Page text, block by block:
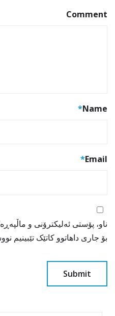
Comment
Name
*
Email
*
ناو، پۆستی ئەلیکترۆنی و
بۆ جاری داهاتوو کاتێک تێبینیم